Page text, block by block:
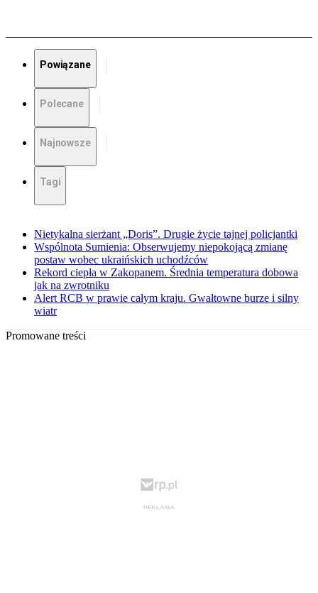
Powiązane
Polecane
Najnowsze
Tagi
Nietykalna sierżant „Doris”. Drugie życie tajnej policjantki
Wspólnota Sumienia: Obserwujemy niepokojącą zmianę
postaw wobec ukraińskich uchodźców
Rekord ciepła w Zakopanem. Średnia temperatura dobowa
jak na zwrotniku
Alert RCB w prawie całym kraju. Gwałtowne burze i silny
wiatr
Promowane treści